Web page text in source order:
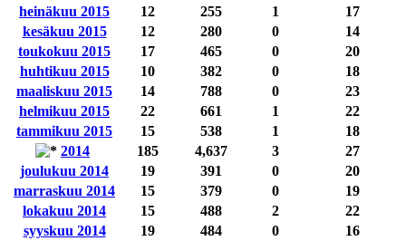
heinäkuu 2015
12 255 1
17
kesäkuu 2015
12 280 0
14
toukokuu 2015
17 465 0
20
huhtikuu 2015
10 382 0
18
maaliskuu 2015
14 788 0
23
helmikuu 2015
22 661 1
22
tammikuu 2015
15 538 1
18
2014
185 4,637 3
27
joulukuu 2014
19 391 0
20
marraskuu 2014
15 379 0
19
lokakuu 2014
15 488 2
22
syyskuu 2014
19 484 0
16